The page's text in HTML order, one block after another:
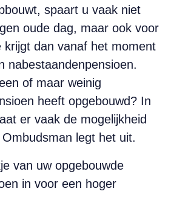
spaart u vaak niet
oude dag, maar ook voor
krijgt dan vanaf het moment
nabestaandenpensioen.
of maar weinig
heeft opgebouwd? In
er vaak de mogelijkheid
Ombudsman legt het uit.
van uw opgebouwde
in voor een hoger